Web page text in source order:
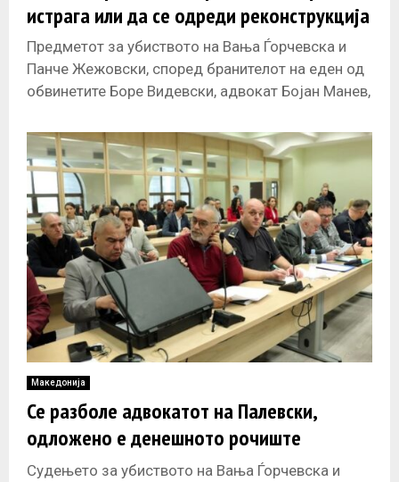
истрага или да се одреди реконструкција
Предметот за убиството на Вања Ѓорчевска и
Панче Жежовски, според бранителот на еден од
обвинетите Боре Видевски, адвокат Бојан Манев,
Македонија
Се разболе адвокатот на Палевски,
одложено е денешното рочиште
Судењето за убиството на Вања Ѓорчевска и